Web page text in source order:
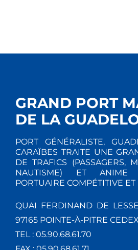
GRAND PORT
DE LA
PORT GÉNÉRALISTE,
CARAÏBES TRAITE UNE
DE TRAFICS (PASSAGERS,
NAUTISME) ET ANIME
PORTUAIRE COMPÉTITIVE
QUAI FERDINAND DE
97165 POINTE-À-PITRE CEDEX
TEL : 05.90.68.61.70